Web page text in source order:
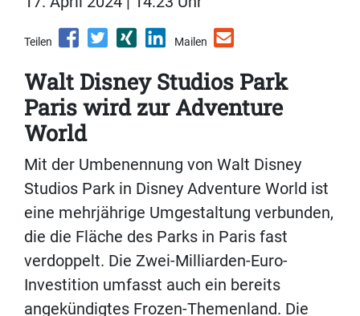
Teilen Mailen
Walt Disney Studios Park
Paris wird zur Adventure
World
Mit der Umbenennung von Walt Disney
Studios Park in Disney Adventure World ist
eine mehrjährige Umgestaltung verbunden,
die die Fläche des Parks in Paris fast
verdoppelt. Die Zwei-Milliarden-Euro-
Investition umfasst auch ein bereits
angekündigtes Frozen-Themenland. Die